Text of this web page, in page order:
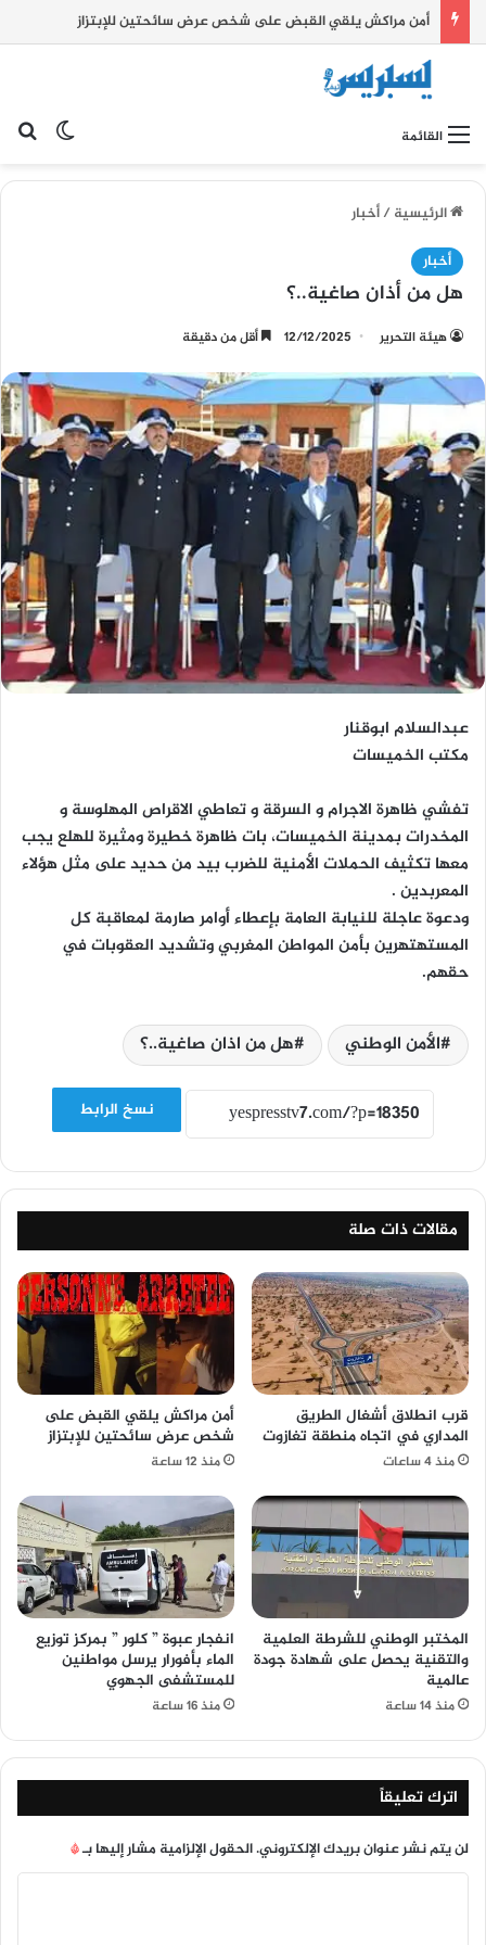
أمن مراكش يلقي القبض على شخص عرض سائحتين للإبتزاز
القائمة
الرئيسية/أخبار
أخبار
هل من أذان صاغية..؟
هيئة التحرير 12/12/2025 أقل من دقيقة
عبدالسلام ابوقنار
مكتب الخميسات
تفشي ظاهرة الاجرام و السرقة و تعاطي الاقراص المهلوسة و
المخدرات بمدينة الخميسات، بات ظاهرة خطيرة ومثيرة للهلع يجب
معها تكثيف الحملات الأمنية للضرب بيد من حديد على مثل هؤلاء
المعربدين .
ودعوة عاجلة للنيابة العامة بإعطاء أوامر صارمة لمعاقبة كل
المستهتهرين بأمن المواطن المغربي وتشديد العقوبات في
حقهم.
الأمن الوطني هل من اذان صاغية..؟
نسخ الرابط
مقالات ذات صلة
قرب انطلاق أشغال الطريق
المداري في اتجاه منطقة تغازوت
منذ 4 ساعات
أمن مراكش يلقي القبض على
شخص عرض سائحتين للإبتزاز
منذ 12 ساعة
المختبر الوطني للشرطة العلمية
والتقنية يحصل على شهادة جودة
عالمية
منذ 14 ساعة
انفجار عبوة ” كلور ” بمركز توزيع
الماء بأفورار يرسل مواطنين
للمستشفى الجهوي
منذ 16 ساعة
اترك تعليقاً
لن يتم نشر عنوان بريدك الإلكتروني.الحقول الإلزامية مشار إليها بـ*